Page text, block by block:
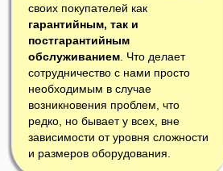
своих покупателей как
гарантийным, так и
постгарантийным
обслуживанием. Что делает
сотрудничество с нами просто
необходимым в случае
возникновения проблем, что
редко, но бывает у всех, вне
зависимости от уровня сложности
и размеров оборудования.